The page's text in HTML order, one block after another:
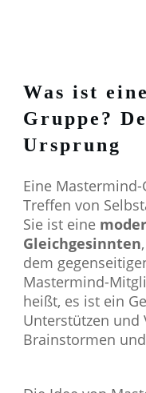
Was ist
Gruppe?
Ursprung
Eine
Treffen von
Sie ist eine
Gleichgesinnten
dem
Mastermind-
heißt, es ist ein
Unterstützen und
Brainstormen